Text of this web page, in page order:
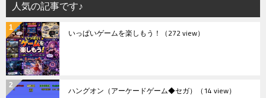
人気の記事です♪
いっぱいゲームを楽しもう！ （272 view）
ハングオン（アーケードゲーム◆セガ） （14 view）